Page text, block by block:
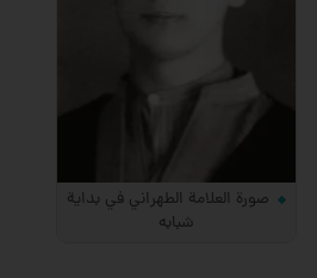
صورة العلامة الطهراني في بداية
شبابه